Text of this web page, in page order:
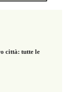
città: tutte le